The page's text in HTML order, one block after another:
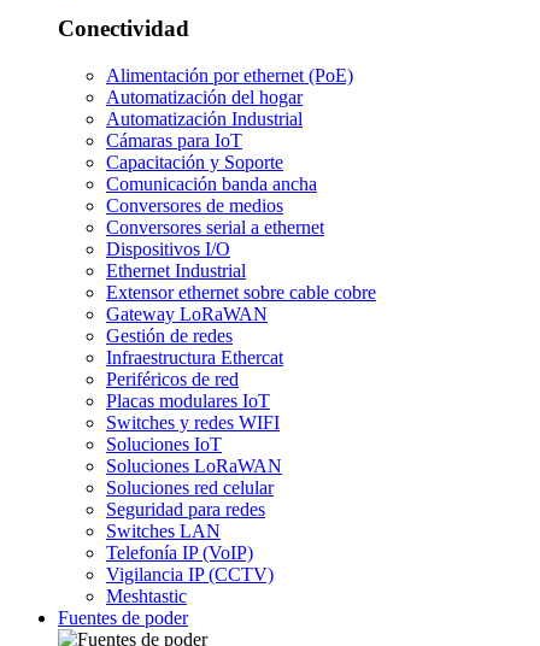
Conectividad
Alimentación por ethernet (PoE)
Automatización del hogar
Automatización Industrial
Cámaras para IoT
Capacitación y Soporte
Comunicación banda ancha
Conversores de medios
Conversores serial a ethernet
Dispositivos I/O
Ethernet Industrial
Extensor ethernet sobre cable cobre
Gateway LoRaWAN
Gestión de redes
Infraestructura Ethercat
Periféricos de red
Placas modulares IoT
Switches y redes WIFI
Soluciones IoT
Soluciones LoRaWAN
Soluciones red celular
Seguridad para redes
Switches LAN
Telefonía IP (VoIP)
Vigilancia IP (CCTV)
Meshtastic
Fuentes de poder